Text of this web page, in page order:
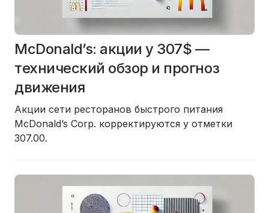
McDonald’s: акции у 307$ —
технический обзор и прогноз
движения
Акции сети ресторанов быстрого питания
McDonald’s Corp. корректируются у отметки
307.00.